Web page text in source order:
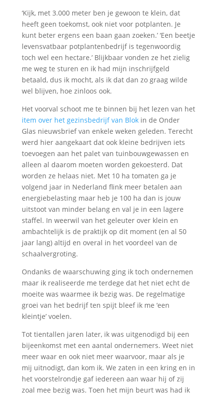
‘Kijk, met 3.000 meter ben je gewoon te klein, dat
heeft geen toekomst, ook niet voor potplanten. Je
kunt beter ergens een baan gaan zoeken.’ ‘Een beetje
levensvatbaar potplantenbedrijf is tegenwoordig
toch wel een hectare.’ Blijkbaar vonden ze het zielig
me weg te sturen en ik had mijn inschrijfgeld
betaald, dus ik mocht, als ik dat dan zo graag wilde
wel blijven, hoe zinloos ook.
Het voorval schoot me te binnen bij het lezen van het
item over het gezinsbedrijf van Blokin de Onder
Glas nieuwsbrief van enkele weken geleden. Terecht
werd hier aangekaart dat ook kleine bedrijven iets
toevoegen aan het palet van tuinbouwgewassen en
alleen al daarom moeten worden gekoesterd. Dat
worden ze helaas niet. Met 10 ha tomaten ga je
volgend jaar in Nederland flink meer betalen aan
energiebelasting maar heb je 100 ha dan is jouw
uitstoot van minder belang en val je in een lagere
staffel. In weerwil van het geleuter over klein en
ambachtelijk is de praktijk op dit moment (en al 50
jaar lang) altijd en overal in het voordeel van de
schaalvergroting.
Ondanks de waarschuwing ging ik toch ondernemen
maar ik realiseerde me terdege dat het niet echt de
moeite was waarmee ik bezig was. De regelmatige
groei van het bedrijf ten spijt bleef ik me ‘een
kleintje’ voelen.
Tot tientallen jaren later, ik was uitgenodigd bij een
bijeenkomst met een aantal ondernemers. Weet niet
meer waar en ook niet meer waarvoor, maar als je
mij uitnodigt, dan kom ik. We zaten in een kring en in
het voorstelrondje gaf iedereen aan waar hij of zij
zoal mee bezig was. Toen het mijn beurt was had ik